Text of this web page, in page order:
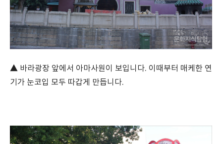
▲ 바라광장 앞에서 아마사원이 보입니다. 이때부터 매케한 연
기가 눈코입 모두 따갑게 만듭니다.